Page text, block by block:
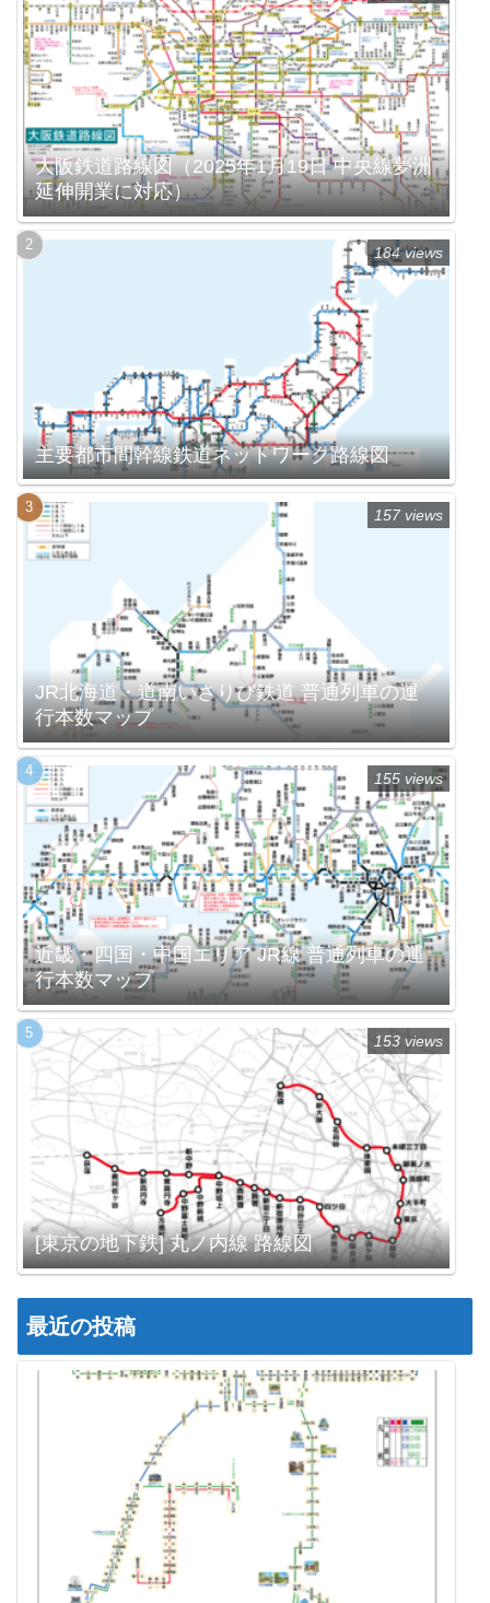
大阪鉄道路線図（2025年1月19日 中央線夢洲
延伸開業に対応）
主要都市間幹線鉄道ネットワーク路線図
184 views
JR北海道・道南いさりび鉄道 普通列車の運
行本数マップ
157 views
近畿・四国・中国エリア JR線 普通列車の運
行本数マップ
155 views
[東京の地下鉄] 丸ノ内線 路線図
153 views
最近の投稿